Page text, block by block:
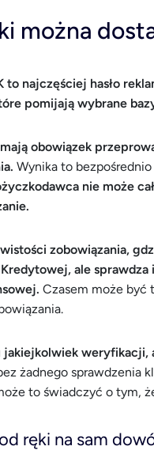
można
to najczęściej hasło
pomijają wybrane
obowiązek
Wynika to
nie może
zobowiązania,
ale sprawdza
Czasem może być
jakiejkolwiek
żadnego sprawdzenia
to świadczyć o tym,
ręki na sam